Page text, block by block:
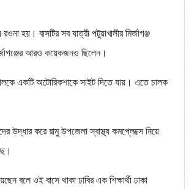
হয়। বাসটির সব যাত্রী পটুয়াখালীর মির্জাগঞ্জ
আরও কয়েকজনও ছিলেন।
একটি অটোরিকশাকে সাইট দিতে যায়। এতে চালক
করে রামু উপজেলা স্বাস্থ্য কমপ্লেক্সে নিয়ে
বলে ওই বাসে থাকা ঢাবির এক শিক্ষার্থী ঢাকা